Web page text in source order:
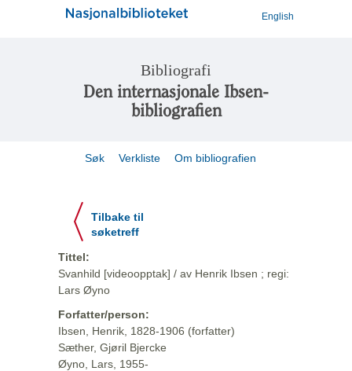
English
Bibliografi
Den internasjonale Ibsen-
bibliografien
Søk Verkliste Om bibliografien
Tilbake til
søketreff
Tittel:
Svanhild [videoopptak] / av Henrik Ibsen ; regi:
Lars Øyno
Forfatter/person:
Ibsen, Henrik, 1828-1906 (forfatter)
Sæther, Gjøril Bjercke
Øyno, Lars, 1955-